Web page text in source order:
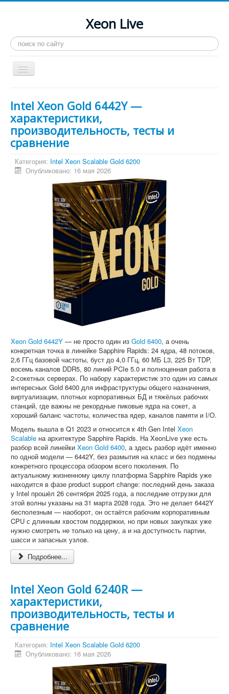
Xeon Live
Искать...
Toggle
Navigation
LGA 2011-3
LGA 2011
Процессоры
Инструкции
Конференция
Системные программы
Intel Xeon Gold 6442Y —
характеристики,
производительность, тесты и
сравнение
Категория: Intel Xeon Scalable Gold 6200
Опубликовано: 16 мая 2026
Xeon Gold 6442Y — не просто один из Gold 6400, а очень
конкретная точка в линейке Sapphire Rapids: 24 ядра, 48 потоков,
2,6 ГГц базовой частоты, буст до 4,0 ГГц, 60 МБ L3, 225 Вт TDP,
восемь каналов DDR5, 80 линий PCIe 5.0 и полноценная работа в
2-сокетных серверах. По набору характеристик это один из самых
интересных Gold 6400 для инфраструктуры общего назначения,
виртуализации, плотных корпоративных БД и тяжёлых рабочих
станций, где важны не рекордные пиковые ядра на сокет, а
хороший баланс частоты, количества ядер, каналов памяти и I/O.
Модель вышла в Q1 2023 и относится к 4th Gen Intel Xeon
Scalable на архитектуре Sapphire Rapids. На XeonLive уже есть
разбор всей линейки Xeon Gold 6400, а здесь разбор идёт именно
по одной модели — 6442Y, без размытия на класс и без подмены
конкретного процессора обзором всего поколения. По
актуальному жизненному циклу платформа Sapphire Rapids уже
находится в фазе product support change: последний день заказа
у Intel прошёл 26 сентября 2025 года, а последние отгрузки для
этой волны указаны на 31 марта 2028 года. Это не делает 6442Y
бесполезным — наоборот, он остаётся рабочим корпоративным
CPU с длинным хвостом поддержки, но при новых закупках уже
нужно смотреть не только на цену, а и на доступность партии,
шасси и запасных узлов.
Подробнее...
Intel Xeon Gold 6240R —
характеристики,
производительность, тесты и
сравнение
Категория: Intel Xeon Scalable Gold 6200
Опубликовано: 16 мая 2026